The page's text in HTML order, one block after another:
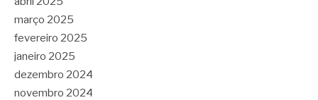
março 2025
fevereiro 2025
janeiro 2025
dezembro 2024
novembro 2024